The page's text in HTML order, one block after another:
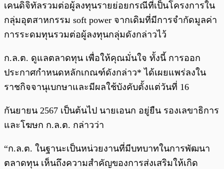
เคนดิจิทัลรวมต่อผู้ลงทุนรายย่อยกรณีที่เป็นโครงการใน
กลุ่มอุตสาหกรรม soft power จากเดิมที่มีการจำกัดมูลค่า
การระดมทุนรวมต่อผู้ลงทุนกลุ่มดังกล่าวไว้
ก.ล.ต. ดูแลตลาดทุน เพื่อให้คุณมั่นใจ ทั้งนี้ การออก
ประกาศกำหนดหลักเกณฑ์ดังกล่าว* ได้เผยแพร่ลงใน
ราชกิจจานุเบกษาและมีผลใช้บังคับตั้งแต่วันที่ 16
กันยายน 2567 เป็นต้นไป นายเอนก อยู่ยืน รองเลขาธิการ
และโฆษก ก.ล.ต. กล่าวว่า
“ก.ล.ต. ในฐานะเป็นหน่วยงานที่มีบทบาทในการพัฒนา
ตลาดทุน เห็นถึงความสำคัญของการส่งเสริมให้เกิด